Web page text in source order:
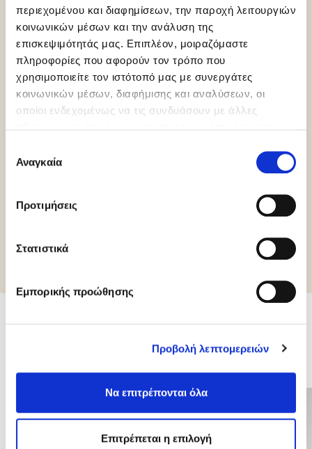
περιεχομένου και διαφημίσεων, την παροχή λειτουργιών
κοινωνικών μέσων και την ανάλυση της
επισκεψιμότητάς μας. Επιπλέον, μοιραζόμαστε
πληροφορίες που αφορούν τον τρόπο που
χρησιμοποιείτε τον ιστότοπό μας με συνεργάτες
κοινωνικών μέσων, διαφήμισης και αναλύσεων, οι
οποίοι ενδεχομένως να τις συνδυάσουν με άλλες
των υπηρεσιών τους.
συγκατάθεσης
Αναγκαία
Προτιμήσεις
Στατιστικά
Εμπορικής προώθησης
Προβολή λεπτομερειών
Να επιτρέπονται όλα
Επιτρέπεται η επιλογή
Gluten Free
Kosher
Pareve
Orthodox
Union Pareve
Vegan
Σχετικά προϊόντα